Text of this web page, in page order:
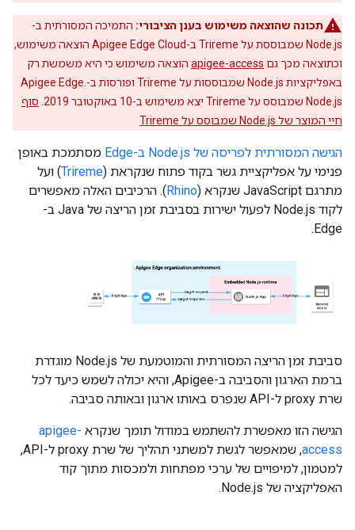
תכונה שהוצאה משימוש בענן הציבורי: התמיכה המסורתית ב-
Node.js שמבוססת על Trireme ב-Apigee Edge Cloud הוצאה משימוש,
וכתוצאה מכך גם apigee-access הוצאה משימוש כי היא משמשת רק
באפליקציות Node.js שמבוססות על Trireme ופורסות ב-Apigee Edge.
Node.js שמבוסס על Trireme יצא משימוש ב-10 באוקטובר 2019.
סוף
חיי המוצר של Node.js שמבוסס על Trireme
הגישה המסורתית לפריסה של Node.js ב-Edge
מסתמכת באופן
פנימי על אפליקציית גשר בקוד פתוח שנקראת (Trireme) ועל
מתרגם JavaScript שנקרא (
Rhino). הרכיבים האלה מאפשרים
לקוד Node.js לפעול ישירות בסביבת זמן הריצה של Java ב-
Edge.
סביבת זמן הריצה המסורתית והמוטמעת של Node.js מוגדרת
ברמת הארגון והסביבה ב-Apigee, והיא יכולה לשמש כיעד לכל
שרת proxy ל-API שנפרס באותו ארגון ובאותה סביבה.
הגישה הזו מאפשרת להשתמש במודול תומך שנקרא apigee-
access
, שמאפשר לגשת למשתני תהליך של שרת proxy ל-API,
למטמון, למיפויים של ערכי מפתחות ולמכסות מתוך קוד
האפליקציה של Node.js.